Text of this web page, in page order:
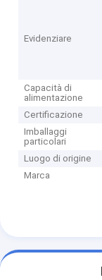
Evidenziare
Capacità di
alimentazione
Certificazione
Imballaggi
particolari
Luogo di origine
Marca